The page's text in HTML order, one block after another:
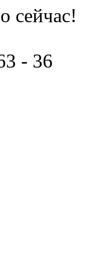
сейчас!
- 36